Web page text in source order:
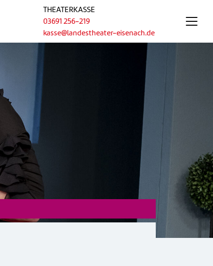
THEATERKASSE
03691 256-219
kasse@landestheater-eisenach.de